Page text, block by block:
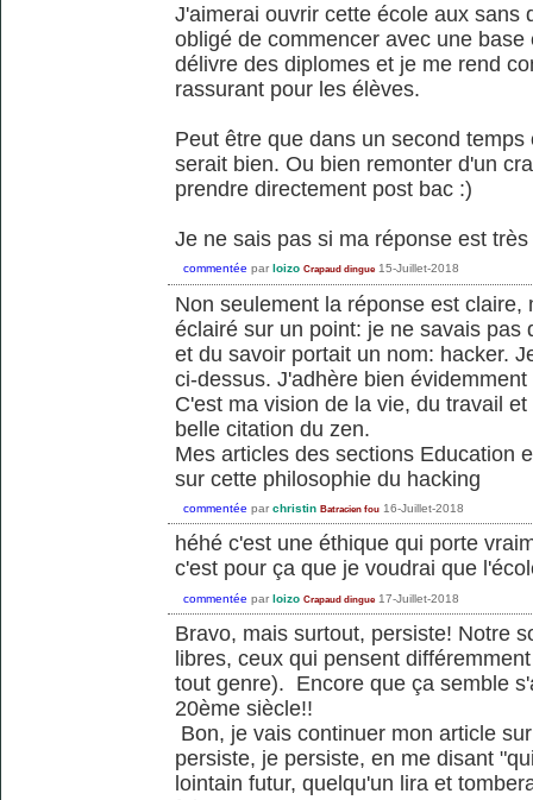
J'aimerai ouvrir cette école aux sans
obligé de commencer avec une
délivre des diplomes et je me rend
rassurant pour les élèves.
Peut être que dans un second
serait bien. Ou bien remonter d'un
prendre directement post bac :)
Je ne sais pas si ma réponse est
commentée par loizo Crapaud dingue 15-Juillet-2018
Non seulement la réponse est
éclairé sur un point: je ne savais pas
et du savoir portait un nom: hacker.
ci-dessus. J'adhère bien
C'est ma vision de la vie, du travail
belle citation du zen.
Mes articles des sections Education
sur cette philosophie du hacking
commentée par christin Batracien fou 16-Juillet-2018
héhé c'est une éthique qui porte
c'est pour ça que je voudrai que
commentée par loizo Crapaud dingue 17-Juillet-2018
Bravo, mais surtout, persiste! Notre
libres, ceux qui pensent
tout genre). Encore que ça semble
20ème siècle!!
Bon, je vais continuer mon article
persiste, je persiste, en me disant
lointain futur, quelqu'un lira et